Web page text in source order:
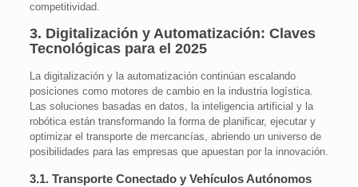
competitividad.
3. Digitalización y Automatización: Claves
Tecnológicas para el 2025
La digitalización y la automatización continúan escalando
posiciones como motores de cambio en la industria logística.
Las soluciones basadas en datos, la inteligencia artificial y la
robótica están transformando la forma de planificar, ejecutar y
optimizar el transporte de mercancías, abriendo un universo de
posibilidades para las empresas que apuestan por la innovación.
3.1. Transporte Conectado y Vehículos Autónomos